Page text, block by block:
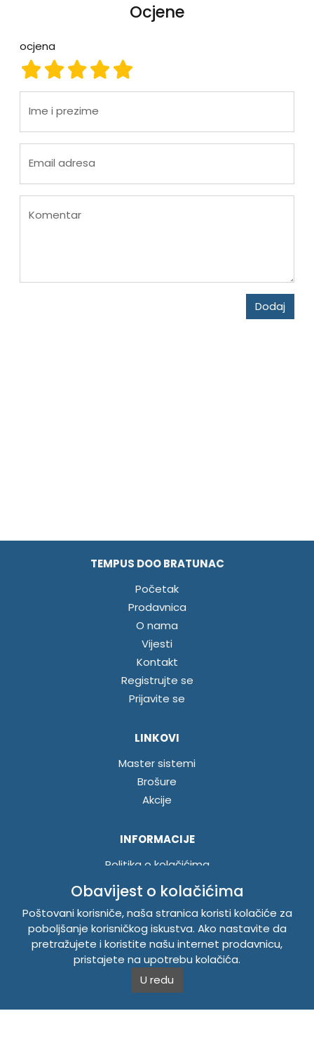
Ocjene
ocjena
ocjena 5
ocjena 4
ocjena 3
ocjena 2
ocjena 1
Ime i prezime
Email adresa
Komentar
Dodaj
TEMPUS DOO BRATUNAC
Početak
Prodavnica
O nama
Vijesti
Kontakt
Registrujte se
Prijavite se
LINKOVI
Master sistemi
Brošure
Akcije
INFORMACIJE
Politika o kolačićima
Uslovi korištenja
Politika privatnosti
TEMPUS DOO BRATUNAC
Svetog Save bb, 75420 Bratunac, Bosna i Hercegovina
Obavijest o kolačićima
Poštovani korisniče, naša stranica koristi kolačiće za
poboljšanje korisničkog iskustva. Ako nastavite da
pretražujete i koristite našu internet prodavnicu,
pristajete na upotrebu kolačića.
U redu